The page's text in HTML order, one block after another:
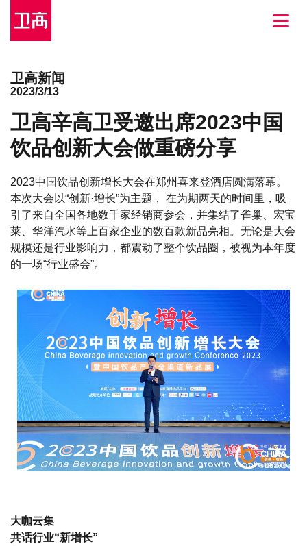
卫高新闻
2023/3/13
卫高辛高卫受邀出席2023中国
饮品创新大会做重磅分享
2023中国饮品创新增长大会在郑州喜来登酒店圆满落幕。
本次大会以“创新·增长”为主题， 在为期两天的时间里，吸
引了来自全国各地数千家经销商参会，并集结了雀巢、宏宝
莱、华洋汽水等上百家企业的数百款新品亮相。无论是大会
规模还是行业影响力，都震动了整个饮品圈，被视为本年度
的一场“行业盛会”。
大咖云集
共话行业“新增长”